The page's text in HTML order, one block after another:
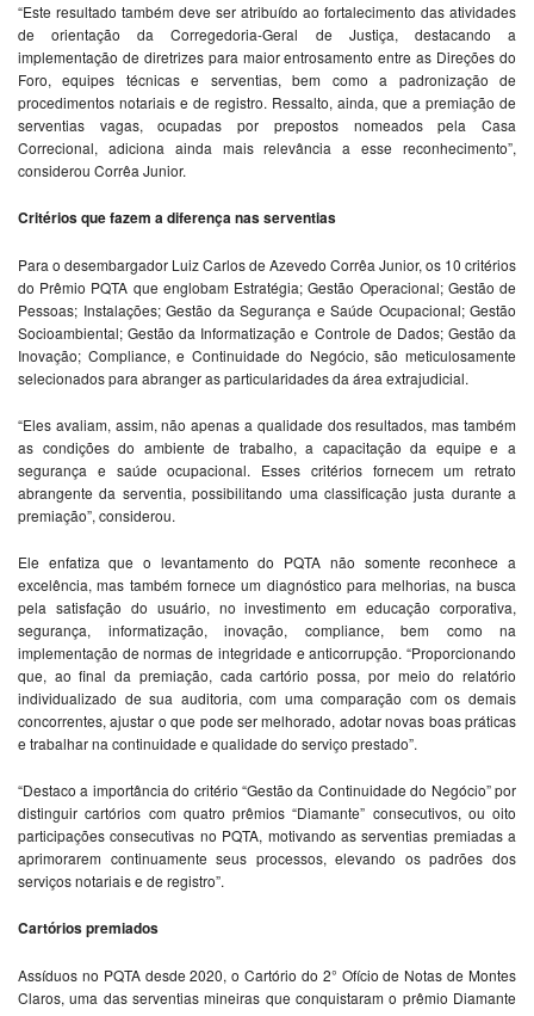
“Este resultado também deve ser atribuído ao fortalecimento das atividades
de orientação da Corregedoria-Geral de Justiça, destacando a
implementação de diretrizes para maior entrosamento entre as Direções do
Foro, equipes técnicas e serventias, bem como a padronização de
procedimentos notariais e de registro. Ressalto, ainda, que a premiação de
serventias vagas, ocupadas por prepostos nomeados pela Casa
Correcional, adiciona ainda mais relevância a esse reconhecimento”,
considerou Corrêa Junior.
Critérios que fazem a diferença nas serventias
Para o desembargador Luiz Carlos de Azevedo Corrêa Junior, os 10 critérios
do Prêmio PQTA que englobam Estratégia; Gestão Operacional; Gestão de
Pessoas; Instalações; Gestão da Segurança e Saúde Ocupacional; Gestão
Socioambiental; Gestão da Informatização e Controle de Dados; Gestão da
Inovação; Compliance, e Continuidade do Negócio, são meticulosamente
selecionados para abranger as particularidades da área extrajudicial.
“Eles avaliam, assim, não apenas a qualidade dos resultados, mas também
as condições do ambiente de trabalho, a capacitação da equipe e a
segurança e saúde ocupacional. Esses critérios fornecem um retrato
abrangente da serventia, possibilitando uma classificação justa durante a
premiação”, considerou.
Ele enfatiza que o levantamento do PQTA não somente reconhece a
excelência, mas também fornece um diagnóstico para melhorias, na busca
pela satisfação do usuário, no investimento em educação corporativa,
segurança, informatização, inovação, compliance, bem como na
implementação de normas de integridade e anticorrupção. “Proporcionando
que, ao final da premiação, cada cartório possa, por meio do relatório
individualizado de sua auditoria, com uma comparação com os demais
concorrentes, ajustar o que pode ser melhorado, adotar novas boas práticas
e trabalhar na continuidade e qualidade do serviço prestado”.
“Destaco a importância do critério “Gestão da Continuidade do Negócio” por
distinguir cartórios com quatro prêmios “Diamante” consecutivos, ou oito
participações consecutivas no PQTA, motivando as serventias premiadas a
aprimorarem continuamente seus processos, elevando os padrões dos
serviços notariais e de registro”.
Cartórios premiados
Assíduos no PQTA desde 2020, o Cartório do 2° Ofício de Notas de Montes
Claros, uma das serventias mineiras que conquistaram o prêmio Diamante